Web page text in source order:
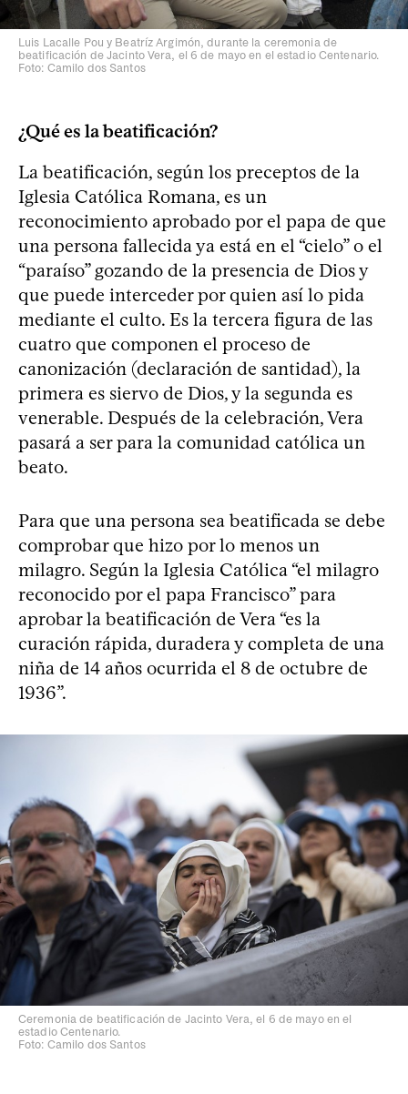
Luis Lacalle Pou y Beatríz Argimón, durante la ceremonia de
beatificación de Jacinto Vera, el 6 de mayo en el estadio Centenario.
Foto: Camilo dos Santos
¿Qué es la beatificación?
La beatificación, según los preceptos de la
Iglesia Católica Romana, es un
reconocimiento aprobado por el papa de que
una persona fallecida ya está en el “cielo” o el
“paraíso” gozando de la presencia de Dios y
que puede interceder por quien así lo pida
mediante el culto. Es la tercera figura de las
cuatro que componen el proceso de
canonización (declaración de santidad), la
primera es siervo de Dios, y la segunda es
venerable. Después de la celebración, Vera
pasará a ser para la comunidad católica un
beato.
Para que una persona sea beatificada se debe
comprobar que hizo por lo menos un
milagro. Según la Iglesia Católica “el milagro
reconocido por el papa Francisco” para
aprobar la beatificación de Vera “es la
curación rápida, duradera y completa de una
niña de 14 años ocurrida el 8 de octubre de
1936”.
Ceremonia de beatificación de Jacinto Vera, el 6 de mayo en el
estadio Centenario.
Foto: Camilo dos Santos